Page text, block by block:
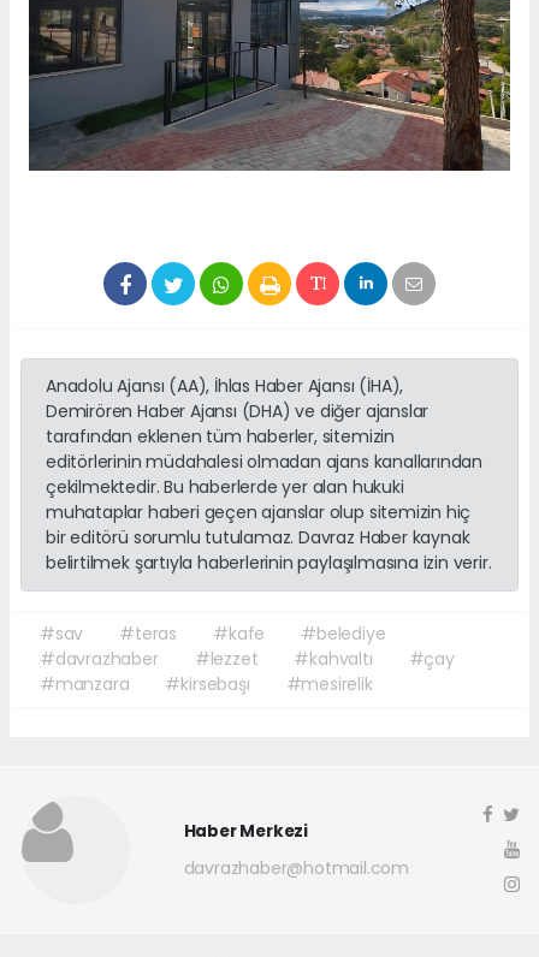
Anadolu Ajansı (AA), İhlas Haber Ajansı (İHA),
Demirören Haber Ajansı (DHA) ve diğer ajanslar
tarafından eklenen tüm haberler, sitemizin
editörlerinin müdahalesi olmadan ajans kanallarından
çekilmektedir. Bu haberlerde yer alan hukuki
muhataplar haberi geçen ajanslar olup sitemizin hiç
bir editörü sorumlu tutulamaz. Davraz Haber kaynak
belirtilmek şartıyla haberlerinin paylaşılmasına izin verir.
#sav #teras #kafe
#belediye
#davrazhaber
#lezzet #kahvaltı
#çay
#manzara
#kirsebaşı #mesirelik
Haber Merkezi
davrazhaber@hotmail.com